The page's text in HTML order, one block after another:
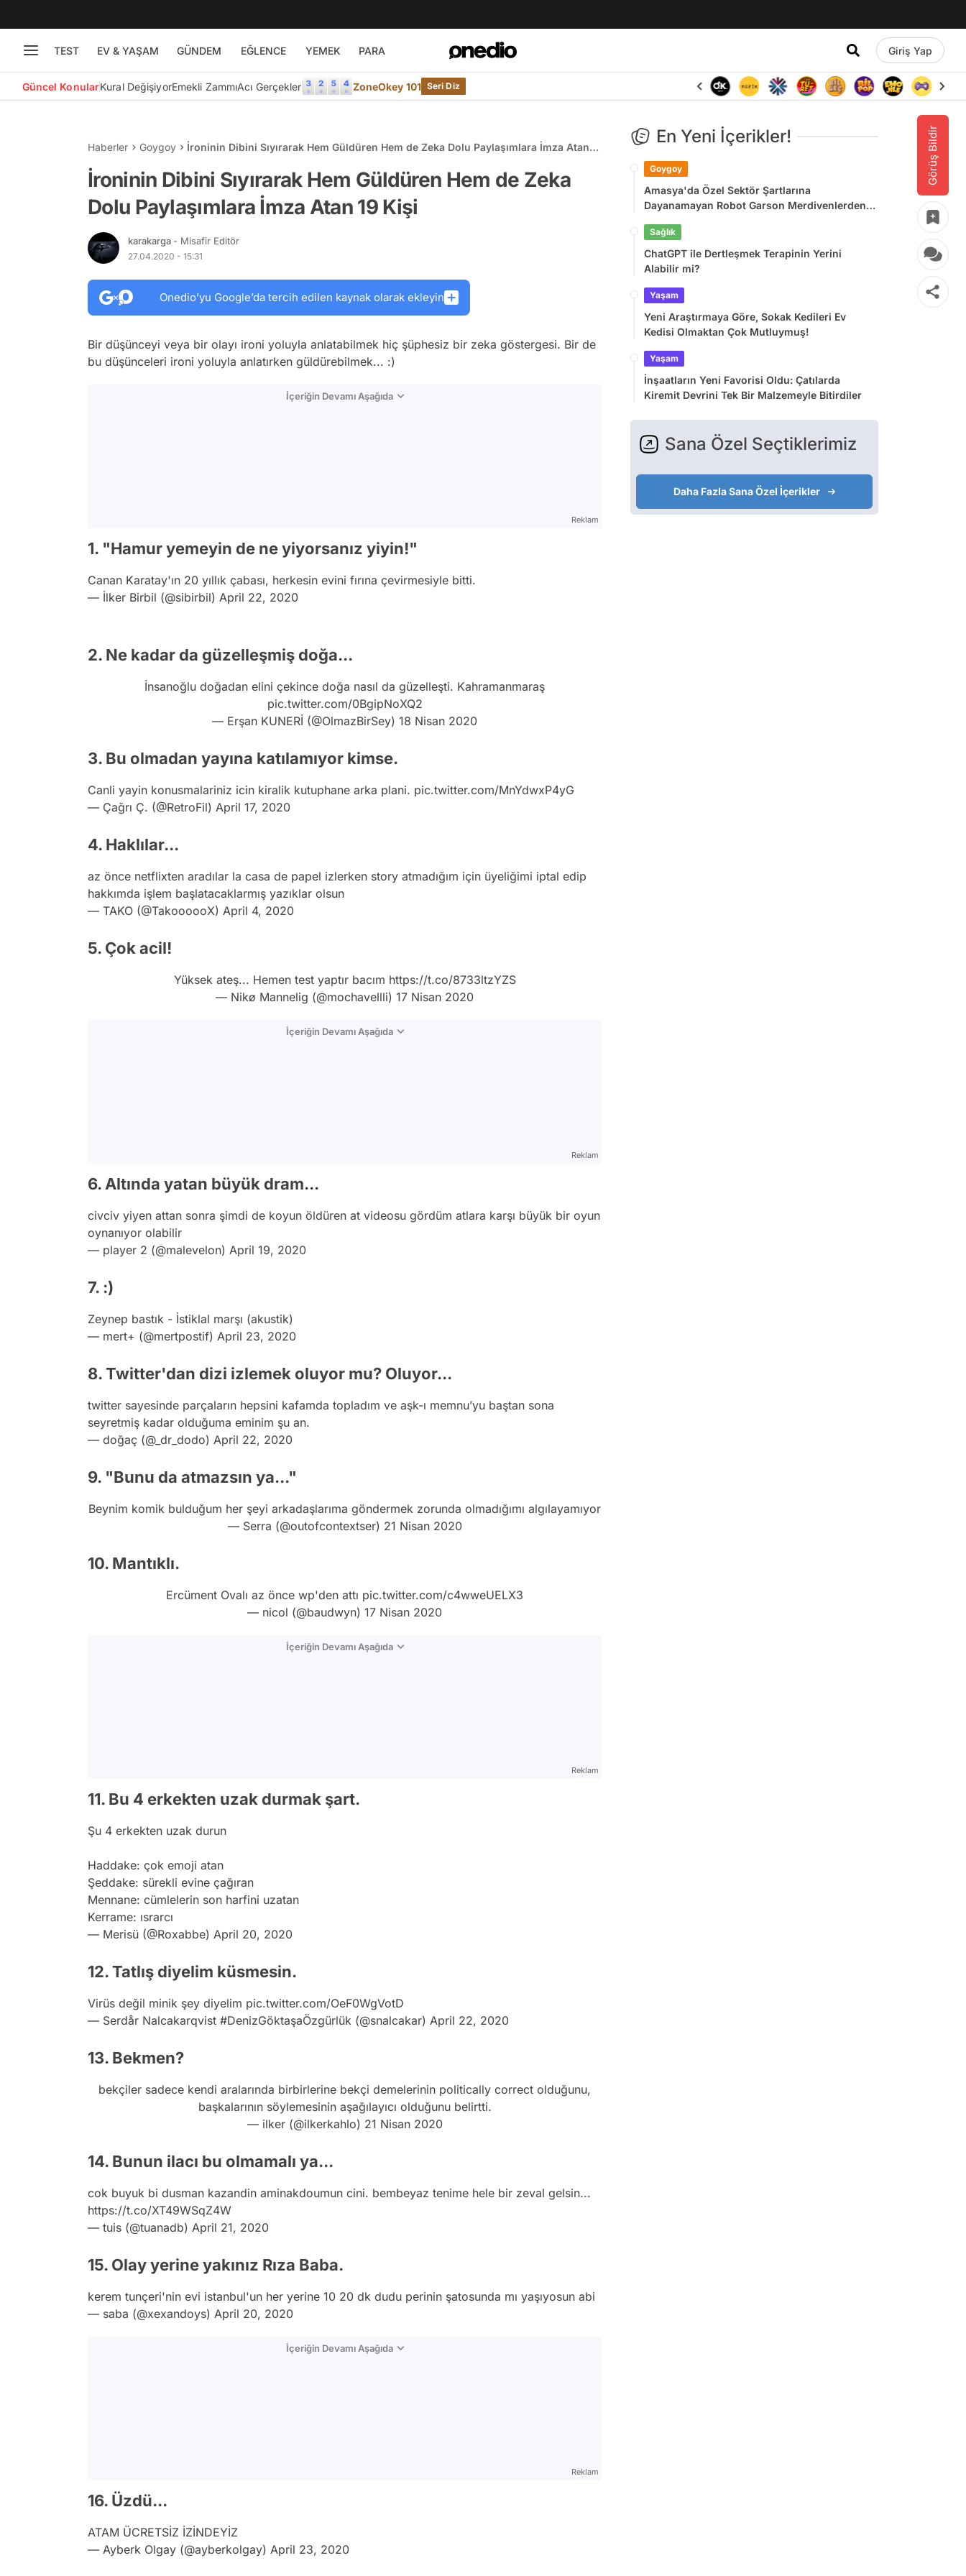
TEST EV & YAŞAM GÜNDEM EĞLENCE YEMEK PARA Giriş Yap
Güncel KonularKural DeğişiyorEmekli ZammıAcı Gerçekler ZoneOkey 101 Seri Diz
Görüş Bildir
Haberler Goygoy
İroninin Dibini Sıyırarak Hem Güldüren Hem de Zeka Dolu Paylaşımlara İmza Atan
İroninin Dibini Sıyırarak Hem Güldüren Hem de Zeka
Dolu Paylaşımlara İmza Atan 19 Kişi
karakarga - Misafir Editör
27.04.2020 - 15:31
Onedio’yu Google’da tercih edilen kaynak olarak ekleyin
Bir düşünceyi veya bir olayı ironi yoluyla anlatabilmek hiç şüphesiz bir zeka göstergesi. Bir de
bu düşünceleri ironi yoluyla anlatırken güldürebilmek... :)
İçeriğin Devamı Aşağıda
Reklam
1. "Hamur yemeyin de ne yiyorsanız yiyin!"
Canan Karatay'ın 20 yıllık çabası, herkesin evini fırına çevirmesiyle bitti.
— İlker Birbil (@sibirbil) April 22, 2020
2. Ne kadar da güzelleşmiş doğa...
İnsanoğlu doğadan elini çekince doğa nasıl da güzelleşti. Kahramanmaraş
pic.twitter.com/0BgipNoXQ2
— Erşan KUNERİ (@OlmazBirSey) 18 Nisan 2020
3. Bu olmadan yayına katılamıyor kimse.
Canli yayin konusmalariniz icin kiralik kutuphane arka plani. pic.twitter.com/MnYdwxP4yG
— Çağrı Ç. (@RetroFil) April 17, 2020
4. Haklılar...
az önce netflixten aradılar la casa de papel izlerken story atmadığım için üyeliğimi iptal edip
hakkımda işlem başlatacaklarmış yazıklar olsun
— TAKO (@TakoooooX) April 4, 2020
5. Çok acil!
Yüksek ateş... Hemen test yaptır bacım https://t.co/8733ltzYZS
— Nikø Mannelig (@mochavellli) 17 Nisan 2020
İçeriğin Devamı Aşağıda
Reklam
6. Altında yatan büyük dram...
civciv yiyen attan sonra şimdi de koyun öldüren at videosu gördüm atlara karşı büyük bir oyun
oynanıyor olabilir
— player 2 (@malevelon) April 19, 2020
7. :)
Zeynep bastık - İstiklal marşı (akustik)
— mert+ (@mertpostif) April 23, 2020
8. Twitter'dan dizi izlemek oluyor mu? Oluyor...
twitter sayesinde parçaların hepsini kafamda topladım ve aşk-ı memnu’yu baştan sona
seyretmiş kadar olduğuma eminim şu an.
— doğaç (@_dr_dodo) April 22, 2020
9. "Bunu da atmazsın ya..."
Beynim komik bulduğum her şeyi arkadaşlarıma göndermek zorunda olmadığımı algılayamıyor
— Serra (@outofcontextser) 21 Nisan 2020
10. Mantıklı.
Ercüment Ovalı az önce wp'den attı pic.twitter.com/c4wweUELX3
— nicol (@baudwyn) 17 Nisan 2020
İçeriğin Devamı Aşağıda
Reklam
11. Bu 4 erkekten uzak durmak şart.
Şu 4 erkekten uzak durun
Haddake: çok emoji atan
Şeddake: sürekli evine çağıran
Mennane: cümlelerin son harfini uzatan
Kerrame: ısrarcı
— Merisü (@Roxabbe) April 20, 2020
12. Tatlış diyelim küsmesin.
Virüs değil minik şey diyelim pic.twitter.com/OeF0WgVotD
— Serdår Nalcakarqvist #DenizGöktaşaÖzgürlük (@snalcakar) April 22, 2020
13. Bekmen?
bekçiler sadece kendi aralarında birbirlerine bekçi demelerinin politically correct olduğunu,
başkalarının söylemesinin aşağılayıcı olduğunu belirtti.
— ilker (@ilkerkahlo) 21 Nisan 2020
14. Bunun ilacı bu olmamalı ya...
cok buyuk bi dusman kazandin aminakdoumun cini. bembeyaz tenime hele bir zeval gelsin...
https://t.co/XT49WSqZ4W
— tuis (@tuanadb) April 21, 2020
15. Olay yerine yakınız Rıza Baba.
kerem tunçeri'nin evi istanbul'un her yerine 10 20 dk dudu perinin şatosunda mı yaşıyosun abi
— saba (@xexandoys) April 20, 2020
İçeriğin Devamı Aşağıda
Reklam
16. Üzdü...
ATAM ÜCRETSİZ İZİNDEYİZ
— Ayberk Olgay (@ayberkolgay) April 23, 2020
En Yeni İçerikler!
Goygoy
Amasya'da Özel Sektör Şartlarına
Dayanamayan Robot Garson Merdivenlerden
Sağlık
ChatGPT ile Dertleşmek Terapinin Yerini
Alabilir mi?
Yaşam
Yeni Araştırmaya Göre, Sokak Kedileri Ev
Kedisi Olmaktan Çok Mutluymuş!
Yaşam
İnşaatların Yeni Favorisi Oldu: Çatılarda
Kiremit Devrini Tek Bir Malzemeyle Bitirdiler
Sana Özel Seçtiklerimiz
Daha Fazla Sana Özel İçerikler